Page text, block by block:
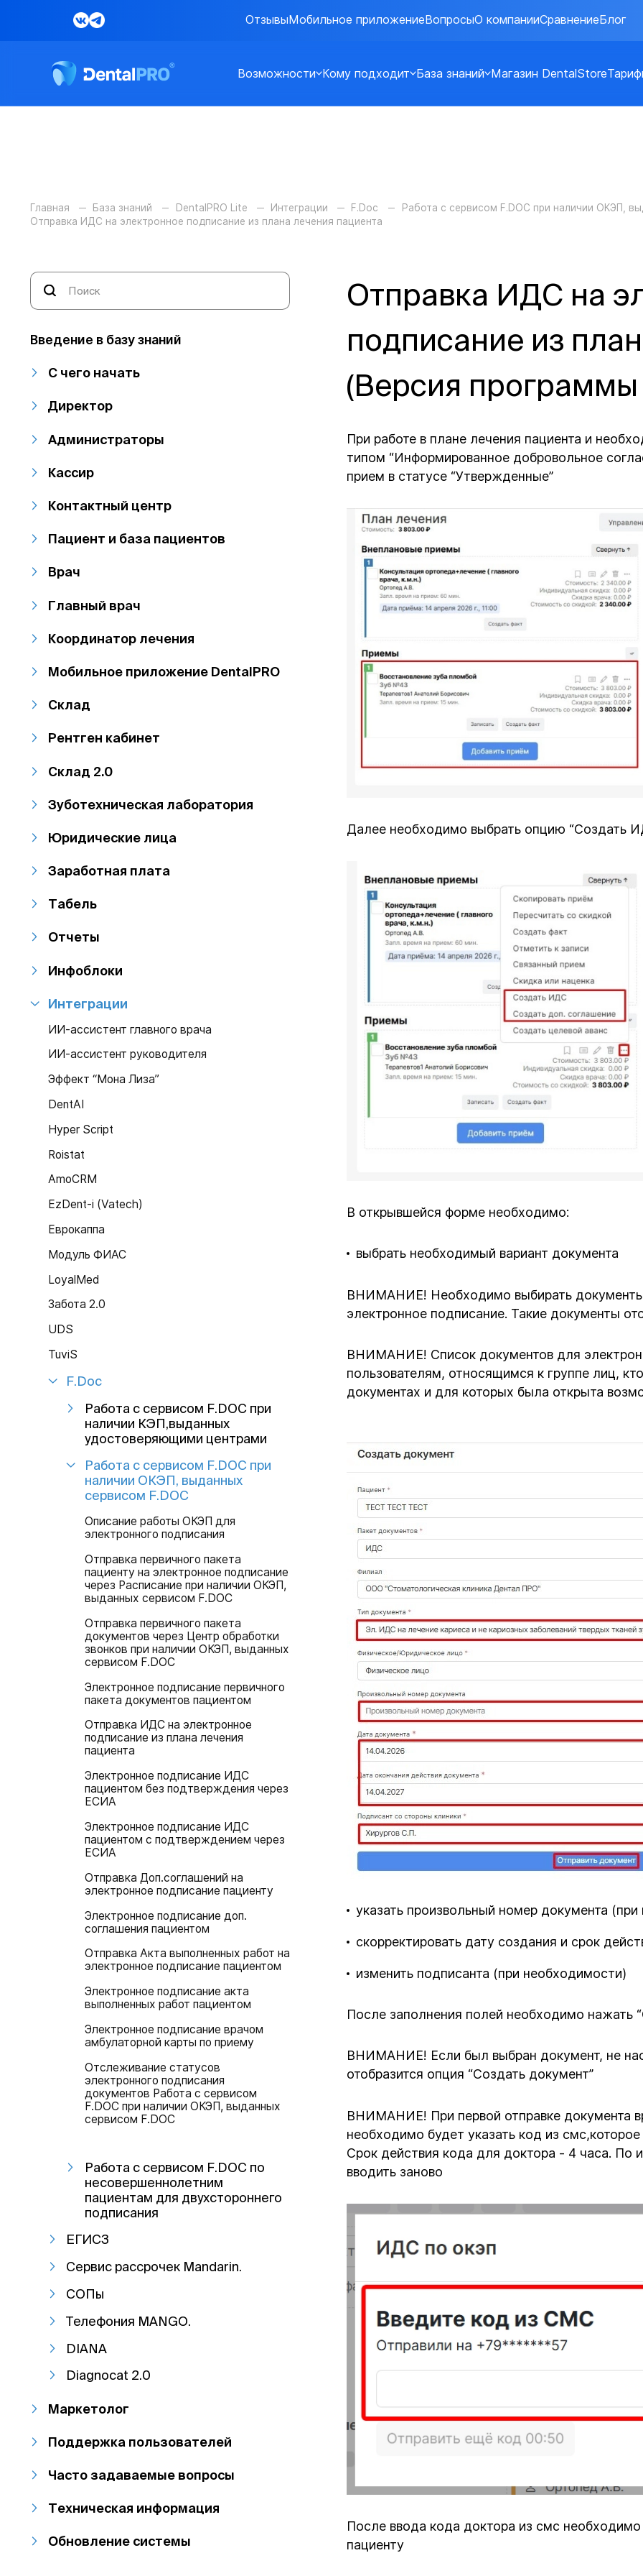
ОтзывыМобильное приложениеВопросыО компанииСравнениеБлог
Возможности Кому подходит База знаний Магазин DentalStore
Главная База знаний DentalPRO Lite Интеграции F.Doc
Работа с сервисом F.DOC при наличии ОКЭП,
Отправка ИДС на электронное подписание из плана лечения пациента
Введение в базу знаний
С чего начать
Директор
Администраторы
Кассир
Контактный центр
Пациент и база пациентов
Врач
Главный врач
Координатор лечения
Мобильное приложение DentalPRO
Склад
Рентген кабинет
Склад 2.0
Зуботехническая лаборатория
Юридические лица
Заработная плата
Табель
Отчеты
Инфоблоки
Интеграции
ИИ-ассистент главного врача
ИИ-ассистент руководителя
Эффект “Мона Лиза”
DentAI
Hyper Script
Roistat
AmoCRM
EzDent-i (Vatech)
Еврокаппа
Модуль ФИАС
LoyalMed
Забота 2.0
UDS
TuviS
F.Doc
Работа с сервисом F.DOC при
наличии КЭП,выданных
удостоверяющими центрами
Работа с сервисом F.DOC при
наличии ОКЭП, выданных
сервисом F.DOC
Описание работы ОКЭП для
электронного подписания
Отправка первичного пакета
пациенту на электронное подписание
через Расписание при наличии ОКЭП,
выданных сервисом F.DOC
Отправка первичного пакета
документов через Центр обработки
звонков при наличии ОКЭП, выданных
сервисом F.DOC
Электронное подписание первичного
пакета документов пациентом
Отправка ИДС на электронное
подписание из плана лечения
пациента
Электронное подписание ИДС
пациентом без подтверждения через
ЕСИА
Электронное подписание ИДС
пациентом с подтверждением через
ЕСИА
Отправка Доп.соглашений на
электронное подписание пациенту
Электронное подписание доп.
соглашения пациентом
Отправка Акта выполненных работ на
электронное подписание пациентом
Электронное подписание акта
выполненных работ пациентом
Электронное подписание врачом
амбулаторной карты по приему
Отслеживание статусов
электронного подписания
документов Работа с сервисом
F.DOC при наличии ОКЭП, выданных
сервисом F.DOC
Работа с сервисом F.DOC по
несовершеннолетним
пациентам для двухстороннего
подписания
ЕГИСЗ
Сервис рассрочек Mandarin.
СОПы
Телефония MANGO.
DIANA
Diagnocat 2.0
Маркетолог
Поддержка пользователей
Часто задаваемые вопросы
Техническая информация
Обновление системы
Отправка ИДС на
подписание из
(Версия программы
При работе в плане лечения пациента и
типом “Информированное добровольное
прием в статусе “Утвержденные”
Далее необходимо выбрать опцию “Создать
В открывшейся форме необходимо:
выбрать необходимый вариант документа
ВНИМАНИЕ! Необходимо выбирать
электронное подписание. Такие документы
ВНИМАНИЕ! Список документов для
пользователям, относящимся к группе лиц,
документах и для которых была открыта
указать произвольный номер документа
скорректировать дату создания и срок
изменить подписанта (при необходимости)
После заполнения полей необходимо нажать
ВНИМАНИЕ! Если был выбран документ, не
отобразится опция “Создать документ”
ВНИМАНИЕ! При первой отправке документа
необходимо будет указать код из
Срок действия кода для доктора - 4 часа. По
вводить заново
После ввода кода доктора из смс
пациенту